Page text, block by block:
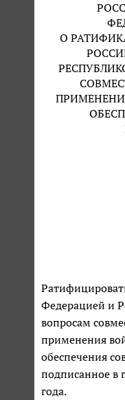
О
Федерацией и
вопросам
применения
обеспечения
подписанное в
года.